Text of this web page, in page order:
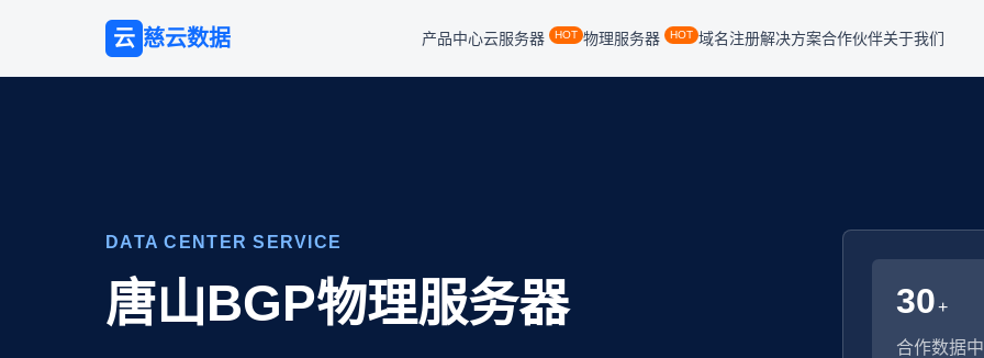
云 慈云数据 产品中心云服务器 HOT 物理服务器 HOT 域名注册解决方案合作伙伴关于我们
DATA CENTER SERVICE
唐山BGP物理服务器 30+
合作数据